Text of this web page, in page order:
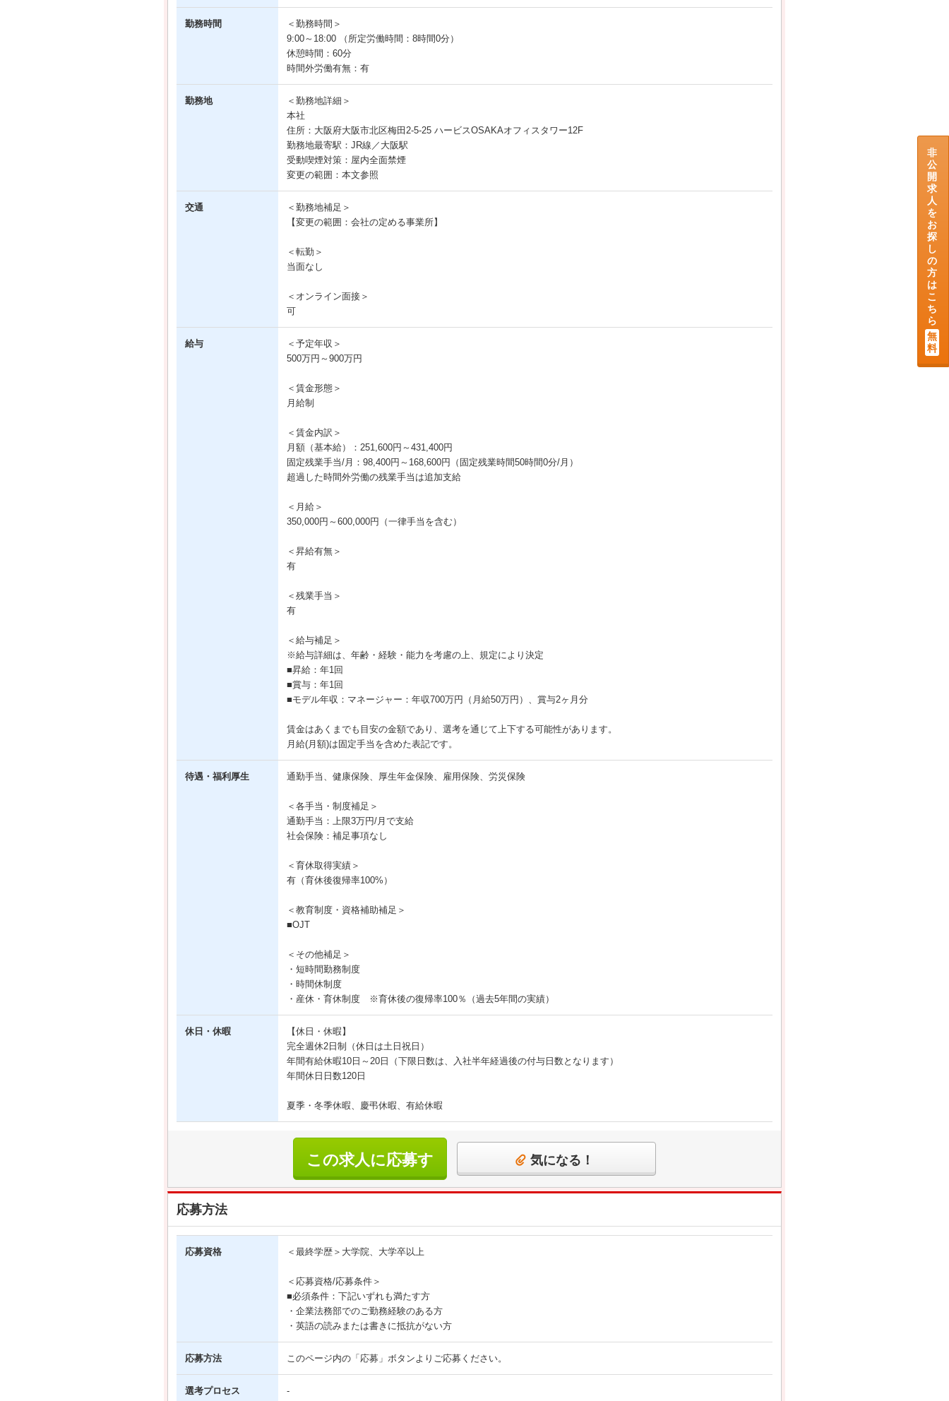
勤務時間
＜勤務時間＞
9:00～18:00 （所定労働時間：8時間0分）
休憩時間：60分
時間外労働有無：有
勤務地
＜勤務地詳細＞
本社
住所：大阪府大阪市北区梅田2-5-25 ハービスOSAKAオフィスタワー12F
勤務地最寄駅：JR線／大阪駅
受動喫煙対策：屋内全面禁煙
変更の範囲：本文参照
交通
＜勤務地補足＞
【変更の範囲：会社の定める事業所】
＜転勤＞
当面なし
＜オンライン面接＞
可
給与
＜予定年収＞
500万円～900万円
＜賃金形態＞
月給制
＜賃金内訳＞
月額（基本給）：251,600円～431,400円
固定残業手当/月：98,400円～168,600円（固定残業時間50時間0分/月）
超過した時間外労働の残業手当は追加支給
＜月給＞
350,000円～600,000円（一律手当を含む）
＜昇給有無＞
有
＜残業手当＞
有
＜給与補足＞
※給与詳細は、年齢・経験・能力を考慮の上、規定により決定
■昇給：年1回
■賞与：年1回
■モデル年収：マネージャー：年収700万円（月給50万円）、賞与2ヶ月分
賃金はあくまでも目安の金額であり、選考を通じて上下する可能性があります。
月給(月額)は固定手当を含めた表記です。
待遇・福利厚生 通勤手当、健康保険、厚生年金保険、雇用保険、労災保険
＜各手当・制度補足＞
通勤手当：上限3万円/月で支給
社会保険：補足事項なし
＜育休取得実績＞
有（育休後復帰率100%）
＜教育制度・資格補助補足＞
■OJT
＜その他補足＞
・短時間勤務制度
・時間休制度
・産休・育休制度 ※育休後の復帰率100％（過去5年間の実績）
休日・休暇
【休日・休暇】
完全週休2日制（休日は土日祝日）
年間有給休暇10日～20日（下限日数は、入社半年経過後の付与日数となります）
年間休日日数120日
夏季・冬季休暇、慶弔休暇、有給休暇
この求人に応募す
る
気になる！
応募方法
応募資格 ＜最終学歴＞大学院、大学卒以上
＜応募資格/応募条件＞
■必須条件：下記いずれも満たす方
・企業法務部でのご勤務経験のある方
・英語の読みまたは書きに抵抗がない方
応募方法 このページ内の「応募」ボタンよりご応募ください。
選考プロセス -
非
公
開
求
人
を
お
探
し
の
方
は
こ
ち
ら
無
料